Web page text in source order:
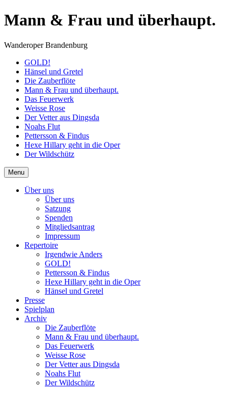
Skip
to
Mann & Frau und überhaupt.
Wanderoper Brandenburg
GOLD!
Hänsel und Gretel
Die Zauberflöte
Mann & Frau und überhaupt.
Das Feuerwerk
Weisse Rose
Der Vetter aus Dingsda
Noahs Flut
Pettersson & Findus
Hexe Hillary geht in die Oper
Der Wildschütz
Menu Skip
to
content
Über uns
Über uns
Satzung
Spenden
Mitgliedsantrag
Impressum
Repertoire
Irgendwie Anders
GOLD!
Pettersson & Findus
Hexe Hillary geht in die Oper
Hänsel und Gretel
Presse
Spielplan
Archiv
Die Zauberflöte
Mann & Frau und überhaupt.
Das Feuerwerk
Weisse Rose
Der Vetter aus Dingsda
Noahs Flut
Der Wildschütz